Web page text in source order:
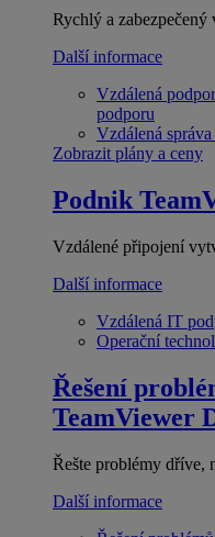
Rychlý a
Další informace
Vzdálená
podporu
Vzdálená správa
Zobrazit plány a ceny
Podnik
Vzdálené připojení
Další informace
Vzdálená IT
Operační
Řešení
TeamViewer
Řešte problémy dříve,
Další informace